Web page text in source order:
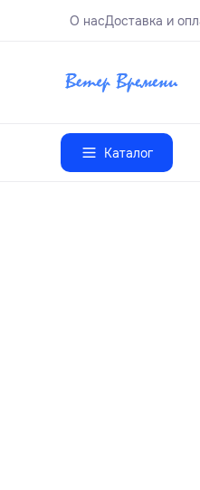
О насДоставка и
Каталог